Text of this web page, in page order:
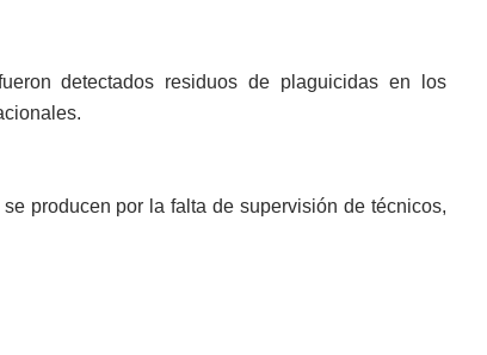
detectados residuos de plaguicidas en los
producen por la falta de supervisión de técnicos,